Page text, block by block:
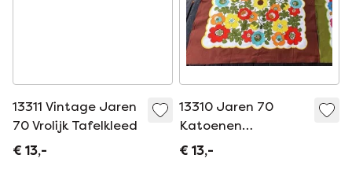
13311 Vintage Jaren
70 Vrolijk Tafelkleed
€ 13,-
13310 Jaren 70
Katoenen
Tafelkleed
€ 13,-